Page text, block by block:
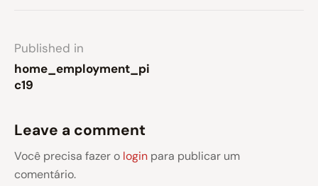
Published in
home_employment_pi
c19
Leave a comment
Você precisa fazer o login para publicar um
comentário.